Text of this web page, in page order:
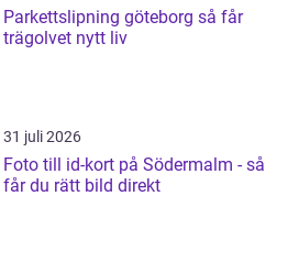
Parkettslipning göteborg så får
trägolvet nytt liv
31 juli 2026
Foto till id-kort på Södermalm - så
får du rätt bild direkt